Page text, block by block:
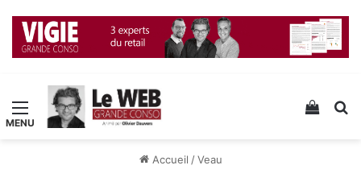
Menu Voir
Accueil / Veau